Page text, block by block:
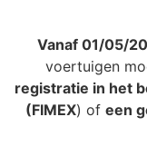
Vanaf 01/05/
voertuigen
registratie in het
(FIMEX) of een